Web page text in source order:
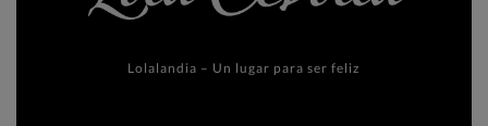
Lolalandia – Un lugar para ser feliz